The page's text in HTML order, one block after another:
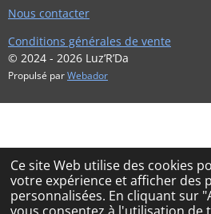
Ce site Web utilise des cookies
votre expérience et afficher des
personnalisées. En cliquant sur
Nous contacter
Conditions générales de vente
© 2024 - 2026 Luz’R’Da
Propulsé par Webador